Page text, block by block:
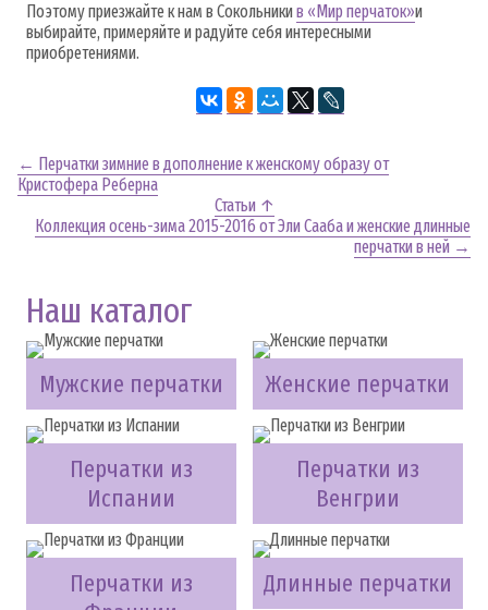
Поэтому приезжайте к нам в Сокольникив «Мир перчаток»и
выбирайте, примеряйте и радуйте себя интересными
приобретениями.
← Перчатки зимние в дополнение к женскому образу от
Кристофера Реберна
Статьи ↑
Коллекция осень-зима 2015-2016 от Эли Сааба и женские длинные
перчатки в ней →
Наш каталог
Мужские перчатки Женские перчатки
Перчатки из
Испании
Перчатки из
Венгрии
Перчатки из
Длинные перчатки